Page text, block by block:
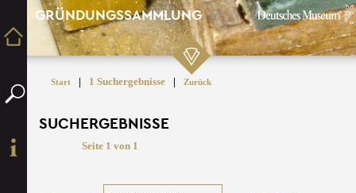
GRÜNDUNGSSAMMLUNG
Start | 1 Suchergebnisse | Zurück
SUCHERGEBNISSE
Seite 1 von 1